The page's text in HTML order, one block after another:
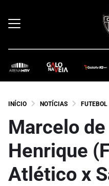
INÍCIO NOTÍCIAS FUTEBOL
Marcelo
Henrique
Atlético x